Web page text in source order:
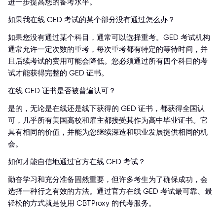
进一步提高您的备考水平。
如果我在线 GED 考试的某个部分没有通过怎么办？
如果您没有通过某个科目，通常可以选择重考。GED 考试机构
通常允许一定次数的重考，每次重考都有特定的等待时间，并
且后续考试的费用可能会降低。您必须通过所有四个科目的考
试才能获得完整的 GED 证书。
在线 GED 证书是否被普遍认可？
是的，无论是在线还是线下获得的 GED 证书，都获得全国认
可，几乎所有美国高校和雇主都接受其作为高中毕业证书。它
具有相同的价值，并能为您继续深造和职业发展提供相同的机
会。
如何才能自信地通过官方在线 GED 考试？
勤奋学习和充分准备固然重要，但许多考生为了确保成功，会
选择一种行之有效的方法。通过官方在线 GED 考试最可靠、最
轻松的方式就是使用 CBTProxy 的代考服务。